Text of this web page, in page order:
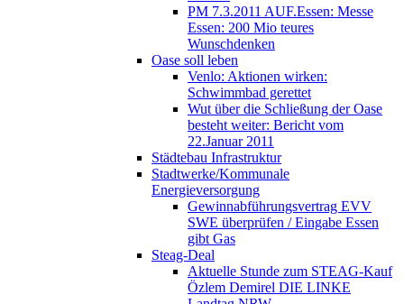
PM 7.3.2011 AUF.Essen: Messe
Essen: 200 Mio teures
Wunschdenken
Oase soll leben
Venlo: Aktionen wirken:
Schwimmbad gerettet
Wut über die Schließung der Oase
besteht weiter: Bericht vom
22.Januar 2011
Städtebau Infrastruktur
Stadtwerke/Kommunale
Energieversorgung
Gewinnabführungsvertrag EVV
SWE überprüfen / Eingabe Essen
gibt Gas
Steag-Deal
Aktuelle Stunde zum STEAG-Kauf
Özlem Demirel DIE LINKE